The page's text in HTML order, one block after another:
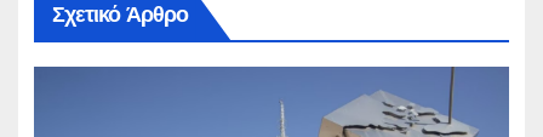
Σχετικό Άρθρο